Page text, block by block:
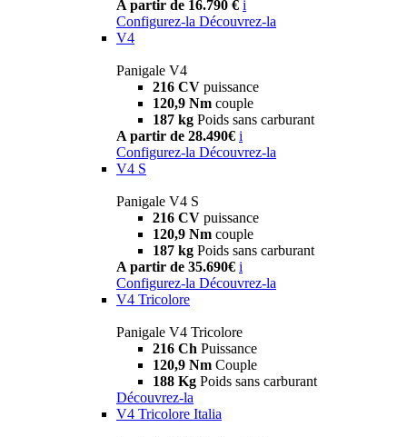
A partir de 16.790 € i
Configurez-la Découvrez-la
V4
Panigale V4
216 CV puissance
120,9 Nm couple
187 kg Poids sans carburant
A partir de 28.490€ i
Configurez-la Découvrez-la
V4 S
Panigale V4 S
216 CV puissance
120,9 Nm couple
187 kg Poids sans carburant
A partir de 35.690€ i
Configurez-la Découvrez-la
V4 Tricolore
Panigale V4 Tricolore
216 Ch Puissance
120,9 Nm Couple
188 Kg Poids sans carburant
Découvrez-la
V4 Tricolore Italia